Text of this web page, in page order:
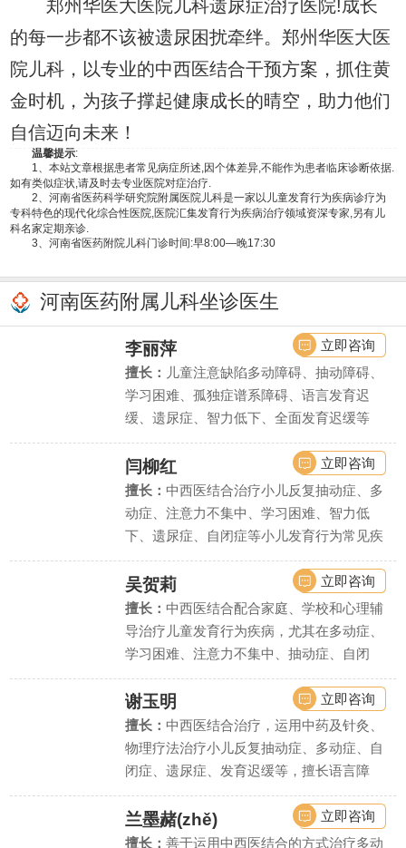
郑州华医大医院儿科遗尿症治疗医院!成长
的每一步都不该被遗尿困扰牵绊。郑州华医大医
院儿科，以专业的中西医结合干预方案，抓住黄
金时机，为孩子撑起健康成长的晴空，助力他们
自信迈向未来！
温馨提示:
1、本站文章根据患者常见病症所述,因个体差异,不能作为患者临床诊断依据.
如有类似症状,请及时去专业医院对症治疗.
2、河南省医药科学研究院附属医院儿科是一家以儿童发育行为疾病诊疗为
专科特色的现代化综合性医院,医院汇集发育行为疾病治疗领域资深专家,另有儿
科名家定期亲诊.
3、河南省医药附院儿科门诊时间:早8:00—晚17:30
河南医药附属儿科坐诊医生
李丽萍
擅长： 儿童注意缺陷多动障碍、抽动障碍、
学习困难、孤独症谱系障碍、语言发育迟
缓、遗尿症、智力低下、全面发育迟缓等
立即咨询
闫柳红
擅长： 中西医结合治疗小儿反复抽动症、多
动症、注意力不集中、学习困难、智力低
下、遗尿症、自闭症等小儿发育行为常见疾
病、疑难疾病的诊治.
立即咨询
吴贺莉
擅长： 中西医结合配合家庭、学校和心理辅
导治疗儿童发育行为疾病，尤其在多动症、
学习困难、注意力不集中、抽动症、自闭
症、语言发育迟缓、智力低下、精神发育迟
缓、遗尿症等疾病上疗效显著。
立即咨询
谢玉明
擅长： 中西医结合治疗，运用中药及针灸、
物理疗法治疗小儿反复抽动症、多动症、自
闭症、遗尿症、发育迟缓等，擅长语言障
碍、学习困难、智力低下等疾病的诊断评估
和干预治疗。
立即咨询
兰墨赭(zhě)
擅长： 善于运用中西医结合的方式治疗多动
立即咨询